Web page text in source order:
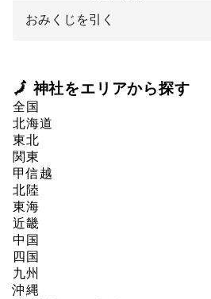
おみくじを引く
🗾 神社をエリアから探す
全国
北海道
東北
関東
甲信越
北陸
東海
近畿
中国
四国
九州
沖縄